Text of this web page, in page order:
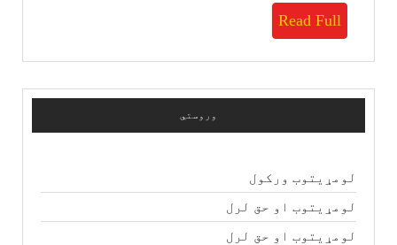
Read Full
Read
Full
وروستي
لومړیتوب ورکول
لومړیتوب او حق لرل
لومړیتوب او حق لرل